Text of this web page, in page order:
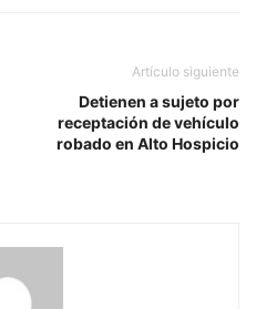
Artículo siguiente
Detienen a sujeto por
receptación de vehículo
robado en Alto Hospicio